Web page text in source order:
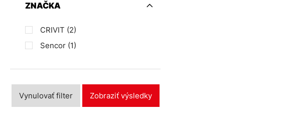
ZNAČKA
CRIVIT (2)
Sencor (1)
Vynulovať filter Zobraziť výsledky